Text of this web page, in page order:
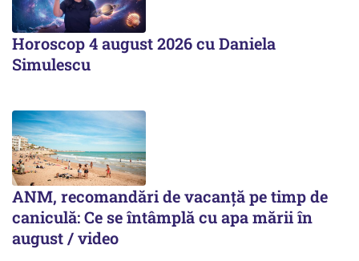
Horoscop 4 august 2026 cu Daniela
Simulescu
ANM, recomandări de vacanță pe timp de
caniculă: Ce se întâmplă cu apa mării în
august / video